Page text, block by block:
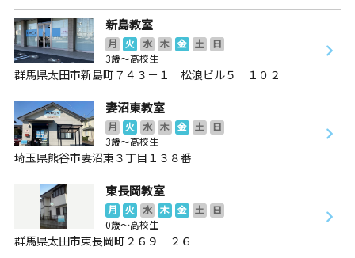
新島教室
月 火 水 木 金 土
日
3歳～高校生
群馬県太田市新島町７４３－１ 松浪ビル５ １０２
妻沼東教室
月 火 水 木 金 土
日
3歳～高校生
埼玉県熊谷市妻沼東３丁目１３８番
東長岡教室
月 火 水 木 金 土
日
0歳～高校生
群馬県太田市東長岡町２６９－２６